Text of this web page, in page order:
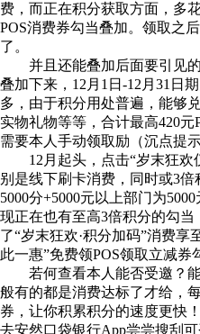
费，而正在积分获取方面，多
POS消费券勾当叠加。领取之
了。
并且还能叠加后面要引见的
叠加下来，12月1日-12月31日
多，由于积分用处普遍，能够
实物礼物等等，合计最高420元
需要本人手动领取励（沉点提
12月起头，点击“岁末狂欢
别是线下刷卡消费，同时或3倍
5000分+5000元以上部门为
现正在也有至高3倍积分的勾当
了“岁末狂欢·积分加码”消费享
此一惠”免费领POS领取立减券
若何查看本人能否受邀？能
般有的都是消费达标了才给，
券，让你积累积分的速度更快
去安然口袋银行App尝尝搜刮